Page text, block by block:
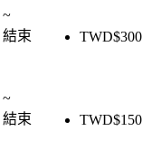
~
結束
TWD$300
~
結束
TWD$150